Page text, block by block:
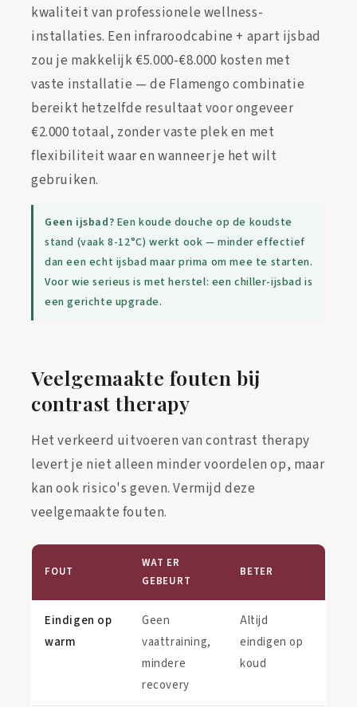
kwaliteit van professionele wellness-
installaties. Een infraroodcabine + apart ijsbad
zou je makkelijk €5.000-€8.000 kosten met
vaste installatie — de Flamengo combinatie
bereikt hetzelfde resultaat voor ongeveer
€2.000 totaal, zonder vaste plek en met
flexibiliteit waar en wanneer je het wilt
gebruiken.
Geen ijsbad? Een koude douche op de koudste
stand (vaak 8-12°C) werkt ook — minder effectief
dan een echt ijsbad maar prima om mee te starten.
Voor wie serieus is met herstel: een chiller-ijsbad is
een gerichte upgrade.
Veelgemaakte fouten bij
contrast therapy
Het verkeerd uitvoeren van contrast therapy
levert je niet alleen minder voordelen op, maar
kan ook risico's geven. Vermijd deze
veelgemaakte fouten.
FOUT
WAT ER
GEBEURT
BETER
Eindigen op
warm
Geen
vaattraining,
mindere
recovery
Altijd
eindigen op
koud